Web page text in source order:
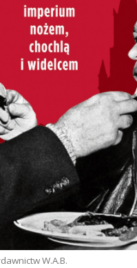
W.A.B.